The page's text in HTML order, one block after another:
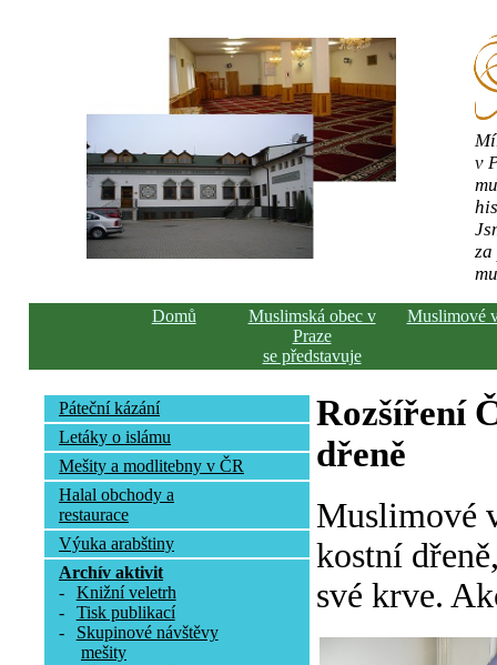
v
Domů
Muslimská obec v
Praze
se představuje
Muslimové
Páteční kázání
Letáky o islámu
Mešity a modlitebny v ČR
Halal obchody a
restaurace
Výuka arabštiny
Archív aktivit
-
Knižní veletrh
-
Tisk publikací
-
Skupinové návštěvy
mešity
Rozšíření
dřeně
Muslimové
kostní
své krve.